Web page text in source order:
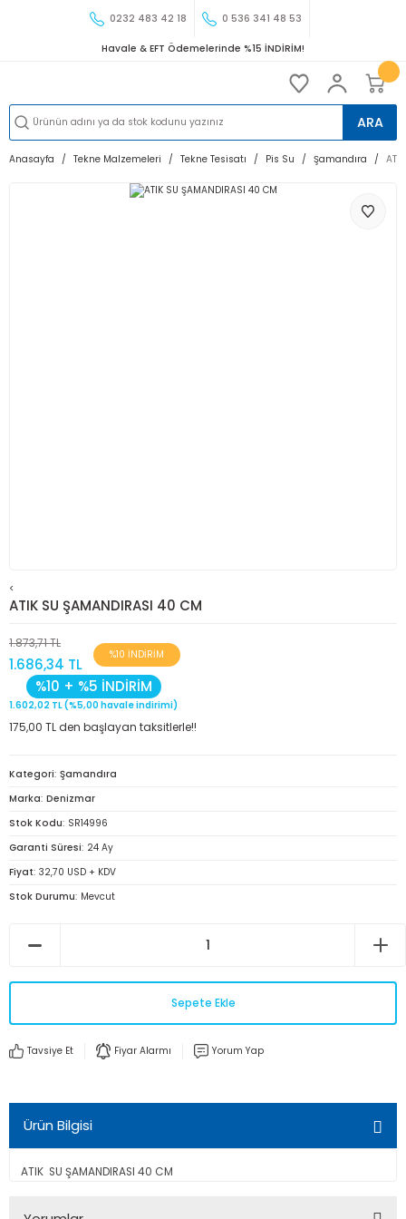
0232 483 42 18 0 536 341 48 53
Havale & EFT Ödemelerinde %15 İNDİRİM!
ARA
Anasayfa Tekne Malzemeleri Tekne Tesisatı Pis Su Şamandıra
<
ATIK SU ŞAMANDIRASI 40 CM
1.873,71 TL
1.686,34 TL
%10 İNDİRİM
%10 + %5 İNDİRİM
1.602,02 TL (%5,00 havale indirimi)
175,00 TL den başlayan taksitlerle!!
Kategori Şamandıra
Marka Denizmar
Stok Kodu SR14996
Garanti Süresi 24 Ay
Fiyat 32,70 USD + KDV
Stok Durumu Mevcut
Sepete Ekle
Tavsiye Et Fiyar Alarmı Yorum Yap
Ürün Bilgisi
ATIK SU ŞAMANDIRASI 40 CM